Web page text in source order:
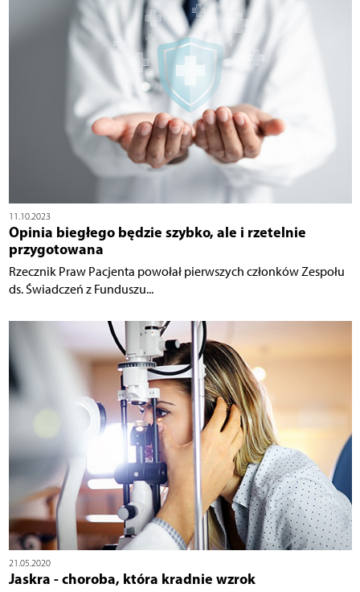
11.10.2023
Opinia biegłego będzie szybko, ale i rzetelnie
przygotowana
Rzecznik Praw Pacjenta powołał pierwszych członków Zespołu
ds. Świadczeń z Funduszu...
21.05.2020
Jaskra - choroba, która kradnie wzrok